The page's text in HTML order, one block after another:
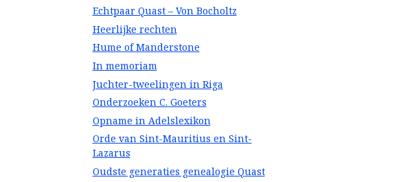
Echtpaar Quast – Von Bocholtz
Heerlijke rechten
Hume of Manderstone
In memoriam
Juchter-tweelingen in Riga
Onderzoeken C. Goeters
Opname in Adelslexikon
Orde van Sint-Mauritius en Sint-
Lazarus
Oudste generaties genealogie Quast